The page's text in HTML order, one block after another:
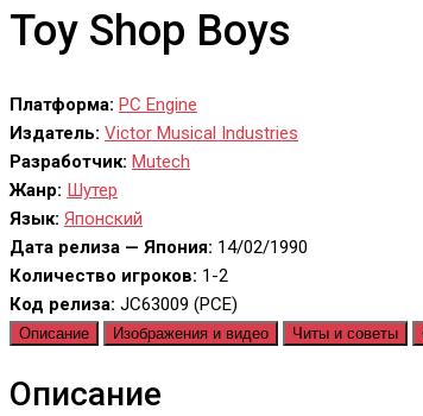
Toy Shop Boys
Платформа: PC Engine
Издатель: Victor Musical Industries
Разработчик: Mutech
Жанр: Шутер
Язык: Японский
Дата релиза — Япония: 14/02/1990
Количество игроков: 1-2
Код релиза: JC63009 (PCE)
Описание Изображения и видео Читы и советы
Описание